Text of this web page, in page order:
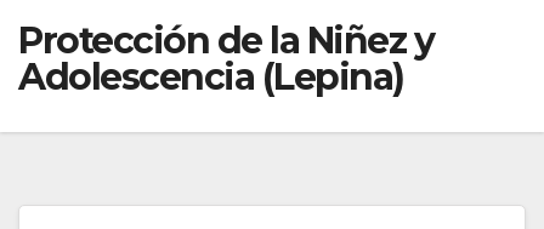
Protección de la Niñez y
Adolescencia (Lepina)